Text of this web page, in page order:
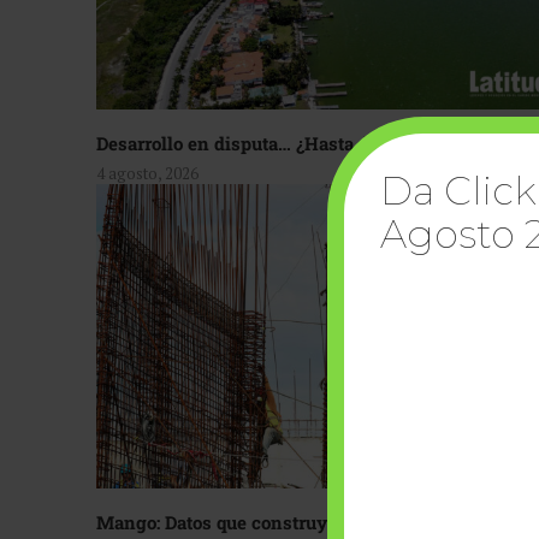
Desarrollo en disputa… ¿Hasta dónde crecer?
4 agosto, 2026
Mango: Datos que construyen confianza
Da
Agosto